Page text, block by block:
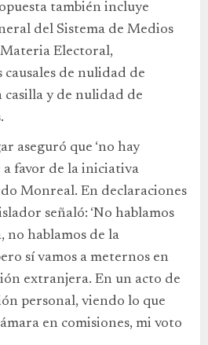
también incluye
del Sistema de Medios
Electoral,
de nulidad de
y de nulidad de
aseguró que ‘no hay
a favor de la iniciativa
Monreal. En declaraciones
señaló: ‘No hablamos
no hablamos de la
sí vamos a meternos en
extranjera. En un acto de
personal, viendo lo que
en comisiones, mi voto